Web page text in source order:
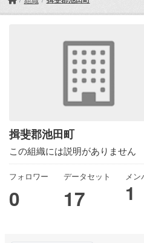
揖斐郡池田町
この組織には説明がありません
フォロワー
0
データセット
17
メン
1